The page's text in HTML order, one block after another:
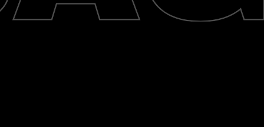
ПЕРЕГЛЯНУТИ ТОВАРИ